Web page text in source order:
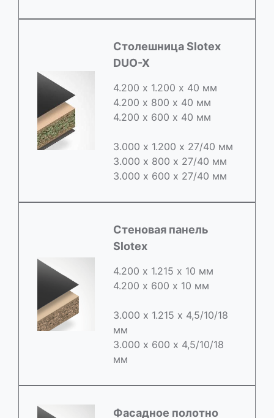
Cтолешница Slotex
DUO-X
4.200 х 1.200 х 40 мм
4.200 х 800 х 40 мм
4.200 х 600 х 40 мм
3.000 х 1.200 х 27/40 мм
3.000 х 800 х 27/40 мм
3.000 х 600 х 27/40 мм
Стеновая панель
Slotex
4.200 х 1.215 х 10 мм
4.200 х 600 х 10 мм
3.000 х 1.215 х 4,5/10/18
мм
3.000 х 600 х 4,5/10/18
мм
Фасадное полотно